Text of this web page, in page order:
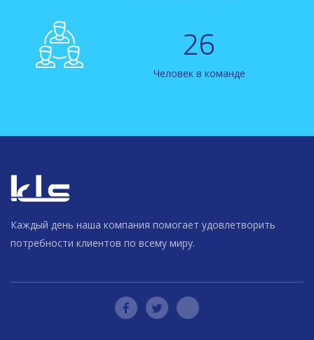
26
Человек в команде
Каждый день наша компания помогает удовлетворить
потребности клиентов по всему миру.